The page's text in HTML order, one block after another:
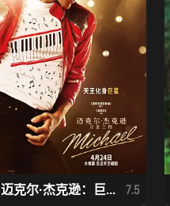
迈克尔·杰克逊：巨... 7.5